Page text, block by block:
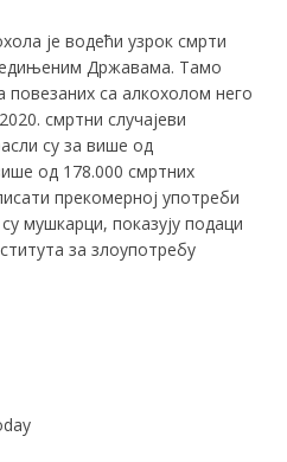
је водећи узрок смрти
Државама. Тамо
са алкохолом него
смртни случајеви
су за више од
од 178.000 смртних
прекомерној употреби
мушкарци, показују подаци
за злоупотребу